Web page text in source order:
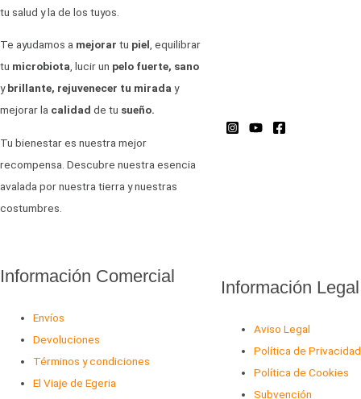
tu salud y la de los tuyos.
Te ayudamos a mejorar tu piel, equilibrar
tu microbiota, lucir un pelo fuerte, sano
ybrillante, rejuvenecer tu mirada y
mejorar la calidad de tu sueño.
Tu bienestar es nuestra mejor
recompensa. Descubre nuestra esencia
avalada por nuestra tierra y nuestras
costumbres.
Información Comercial
Envíos
Devoluciones
Términos y condiciones
El Viaje de Egeria
Información Legal
Aviso Legal
Política de Privacidad
Política de Cookies
Subvención